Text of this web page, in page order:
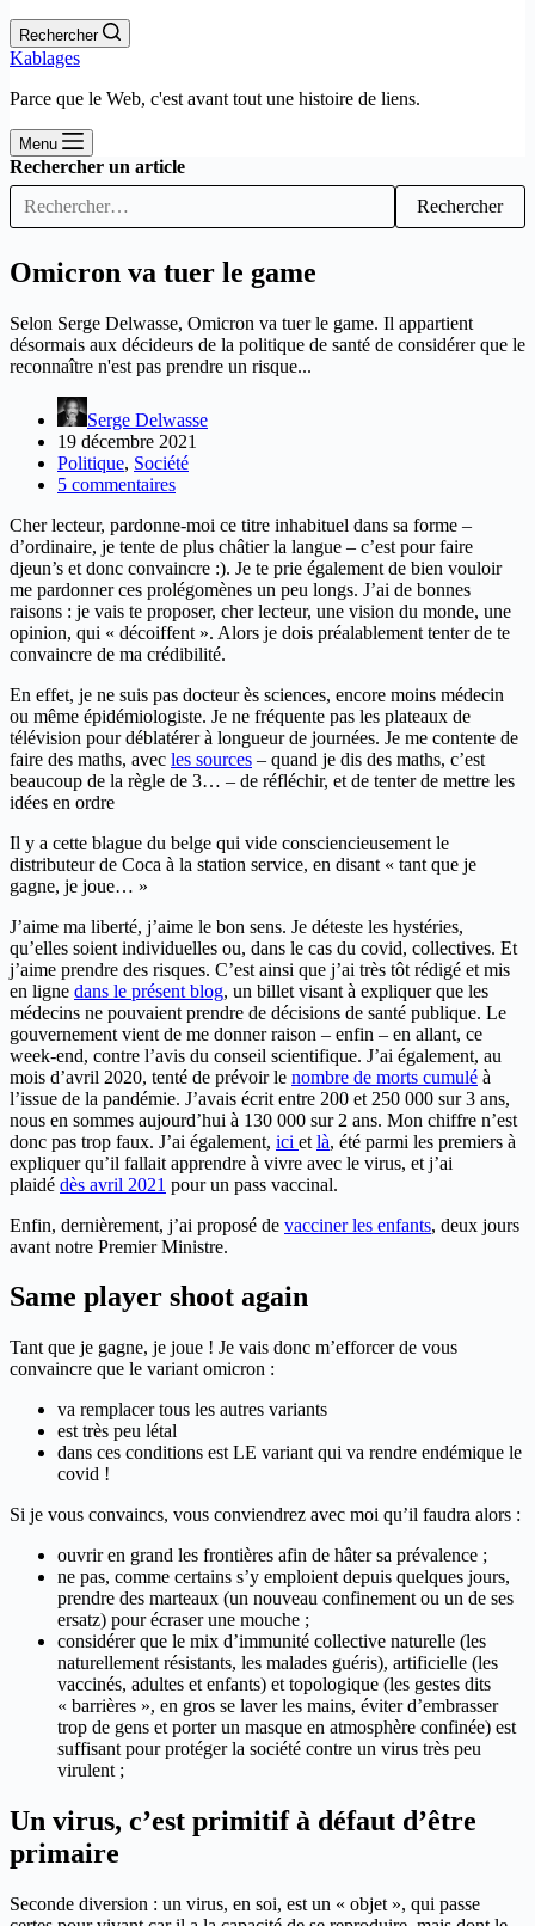
Rechercher
Kablages
Parce que le Web, c'est avant tout une histoire de liens.
Menu
Rechercher un article
Rechercher
Omicron va tuer le game
Selon Serge Delwasse, Omicron va tuer le game. Il appartient
désormais aux décideurs de la politique de santé de considérer que le
reconnaître n'est pas prendre un risque...
Serge Delwasse
19 décembre 2021
Politique, Société
5 commentaires
Cher lecteur, pardonne-moi ce titre inhabituel dans sa forme –
d’ordinaire, je tente de plus châtier la langue – c’est pour faire
djeun’s et donc convaincre :). Je te prie également de bien vouloir
me pardonner ces prolégomènes un peu longs. J’ai de bonnes
raisons : je vais te proposer, cher lecteur, une vision du monde, une
opinion, qui « décoiffent ». Alors je dois préalablement tenter de te
convaincre de ma crédibilité.
En effet, je ne suis pas docteur ès sciences, encore moins médecin
ou même épidémiologiste. Je ne fréquente pas les plateaux de
télévision pour déblatérer à longueur de journées. Je me contente de
faire des maths, avec les sources – quand je dis des maths, c’est
beaucoup de la règle de 3… – de réfléchir, et de tenter de mettre les
idées en ordre
Il y a cette blague du belge qui vide consciencieusement le
distributeur de Coca à la station service, en disant « tant que je
gagne, je joue… »
J’aime ma liberté, j’aime le bon sens. Je déteste les hystéries,
qu’elles soient individuelles ou, dans le cas du covid, collectives. Et
j’aime prendre des risques. C’est ainsi que j’ai très tôt rédigé et mis
en ligne dans le présent blog, un billet visant à expliquer que les
médecins ne pouvaient prendre de décisions de santé publique. Le
gouvernement vient de me donner raison – enfin – en allant, ce
week-end, contre l’avis du conseil scientifique. J’ai également, au
mois d’avril 2020, tenté de prévoir le nombre de morts cumulé à
l’issue de la pandémie. J’avais écrit entre 200 et 250 000 sur 3 ans,
nous en sommes aujourd’hui à 130 000 sur 2 ans. Mon chiffre n’est
donc pas trop faux. J’ai également, ici et là, été parmi les premiers à
expliquer qu’il fallait apprendre à vivre avec le virus, et j’ai
plaidé dès avril 2021 pour un pass vaccinal.
Enfin, dernièrement, j’ai proposé de vacciner les enfants, deux jours
avant notre Premier Ministre.
Same player shoot again
Tant que je gagne, je joue ! Je vais donc m’efforcer de vous
convaincre que le variant omicron :
va remplacer tous les autres variants
est très peu létal
dans ces conditions est LE variant qui va rendre endémique le
covid !
Si je vous convaincs, vous conviendrez avec moi qu’il faudra alors :
ouvrir en grand les frontières afin de hâter sa prévalence ;
ne pas, comme certains s’y emploient depuis quelques jours,
prendre des marteaux (un nouveau confinement ou un de ses
ersatz) pour écraser une mouche ;
considérer que le mix d’immunité collective naturelle (les
naturellement résistants, les malades guéris), artificielle (les
vaccinés, adultes et enfants) et topologique (les gestes dits
« barrières », en gros se laver les mains, éviter d’embrasser
trop de gens et porter un masque en atmosphère confinée) est
suffisant pour protéger la société contre un virus très peu
virulent ;
Un virus, c’est primitif à défaut d’être
primaire
Seconde diversion : un virus, en soi, est un « objet », qui passe